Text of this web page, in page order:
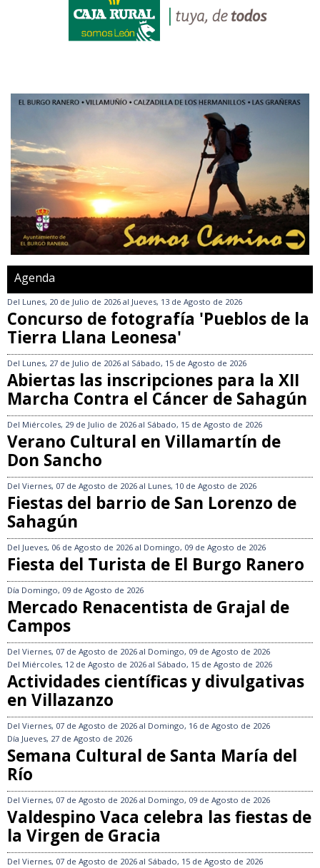
Agenda
Del Lunes, 20 de Julio de 2026 al Jueves, 13 de Agosto de 2026
Concurso de fotografía 'Pueblos de la
Tierra Llana Leonesa'
Del Lunes, 27 de Julio de 2026 al Sábado, 15 de Agosto de 2026
Abiertas las inscripciones para la XII
Marcha Contra el Cáncer de Sahagún
Del Miércoles, 29 de Julio de 2026 al Sábado, 15 de Agosto de 2026
Verano Cultural en Villamartín de
Don Sancho
Del Viernes, 07 de Agosto de 2026 al Lunes, 10 de Agosto de 2026
Fiestas del barrio de San Lorenzo de
Sahagún
Del Jueves, 06 de Agosto de 2026 al Domingo, 09 de Agosto de 2026
Fiesta del Turista de El Burgo Ranero
Día Domingo, 09 de Agosto de 2026
Mercado Renacentista de Grajal de
Campos
Del Viernes, 07 de Agosto de 2026 al Domingo, 09 de Agosto de 2026
Del Miércoles, 12 de Agosto de 2026 al Sábado, 15 de Agosto de 2026
Actividades científicas y divulgativas
en Villazanzo
Del Viernes, 07 de Agosto de 2026 al Domingo, 16 de Agosto de 2026
Día Jueves, 27 de Agosto de 2026
Semana Cultural de Santa María del
Río
Del Viernes, 07 de Agosto de 2026 al Domingo, 09 de Agosto de 2026
Valdespino Vaca celebra las fiestas de
la Virgen de Gracia
Del Viernes, 07 de Agosto de 2026 al Sábado, 15 de Agosto de 2026